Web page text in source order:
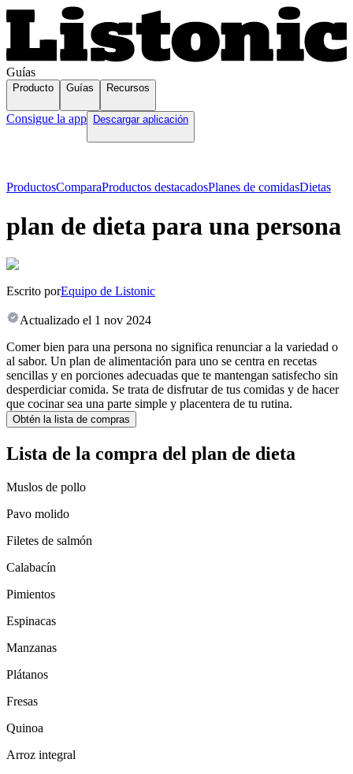
Guías
Producto Guías Recursos
Consigue la app Descargar aplicación
ProductosComparaProductos destacadosPlanes de comidasDietas
plan de dieta para una persona
Escrito porEquipo de Listonic
Actualizado el 1 nov 2024
Comer bien para una persona no significa renunciar a la variedad o
al sabor. Un plan de alimentación para uno se centra en recetas
sencillas y en porciones adecuadas que te mantengan satisfecho sin
desperdiciar comida. Se trata de disfrutar de tus comidas y de hacer
que cocinar sea una parte simple y placentera de tu rutina.
Obtén la lista de compras
Lista de la compra del plan de dieta
Muslos de pollo
Pavo molido
Filetes de salmón
Calabacín
Pimientos
Espinacas
Manzanas
Plátanos
Fresas
Quinoa
Arroz integral